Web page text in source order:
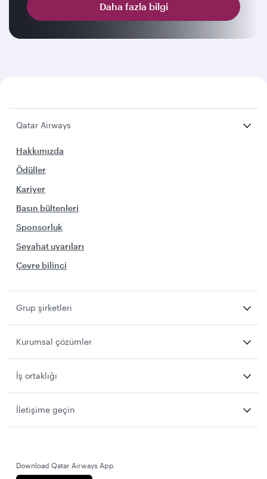
Daha fazla bilgi
Qatar Airways
Hakkımızda
Ödüller
Kariyer
Basın bültenleri
Sponsorluk
Seyahat uyarıları
Çevre bilinci
Grup şirketleri
Kurumsal çözümler
İş ortaklığı
İletişime geçin
Download Qatar Airways App